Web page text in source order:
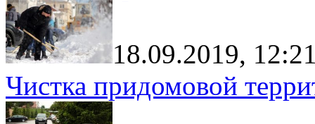
18.09.2019,
Чистка придомовой